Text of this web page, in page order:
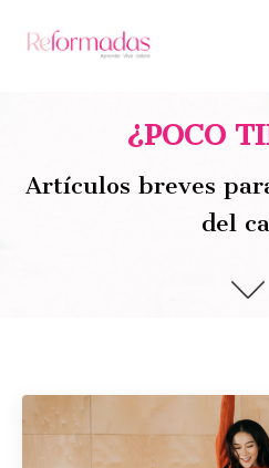
¿POCO
Artículos breves
del